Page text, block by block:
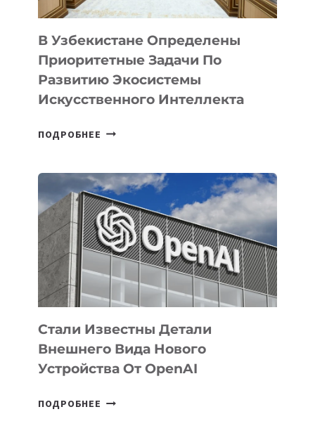
В Узбекистане Определены
Приоритетные Задачи По
Развитию Экосистемы
Искусственного Интеллекта
ПОДРОБНЕЕ В
ПРИОРИТЕТНЫЕ
ЗАДАЧИ
ПО
РАЗВИТИЮ
ЭКОСИСТЕМЫ
ИСКУССТВЕННОГО
ИНТЕЛЛЕКТА
Стали Известны Детали
Внешнего Вида Нового
Устройства От OpenAI
ПОДРОБНЕЕ СТАЛИ